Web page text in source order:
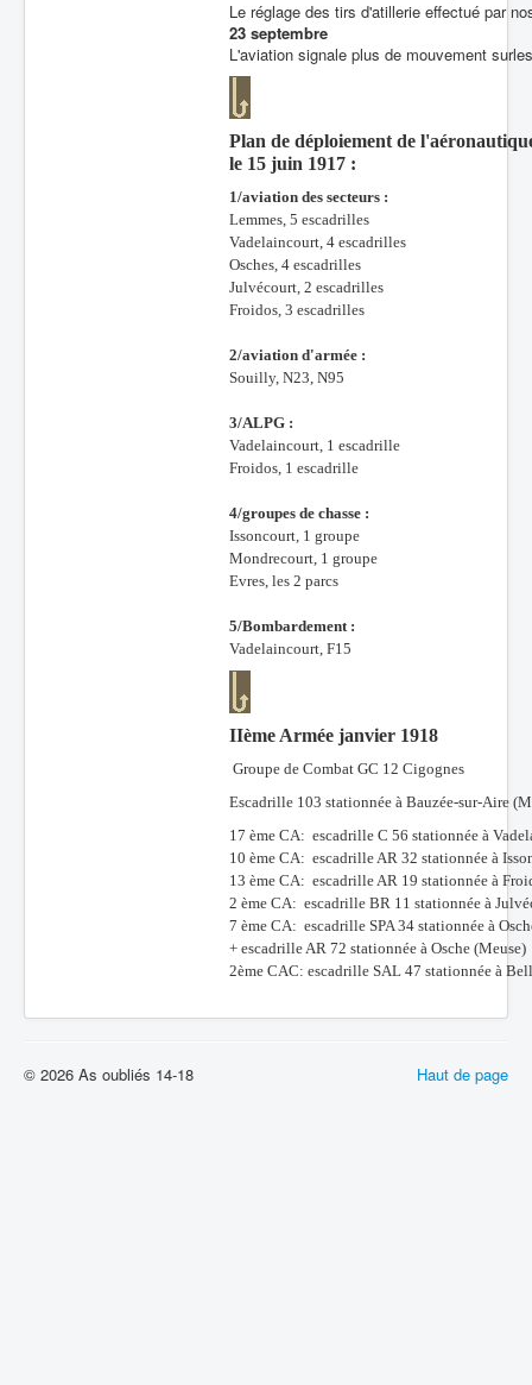
Le réglage des tirs d'atillerie effectué par
23 septembre
L'aviation signale plus de mouvement
Plan de déploiement de
le 15 juin 1917 :
1/aviation des secteurs :
Lemmes, 5 escadrilles
Vadelaincourt, 4 escadrilles
Osches, 4 escadrilles
Julvécourt, 2 escadrilles
Froidos, 3 escadrilles
2/aviation d'armée :
Souilly, N23, N95
3/ALPG :
Vadelaincourt, 1 escadrille
Froidos, 1 escadrille
4/groupes de chasse :
Issoncourt, 1 groupe
Mondrecourt, 1 groupe
Evres, les 2 parcs
5/Bombardement :
Vadelaincourt, F15
IIème Armée janvier 1918
Groupe de Combat GC 12 Cigognes
Escadrille 103 stationnée à Bauzée-sur-Aire
17 ème CA: escadrille C 56 stationnée à
10 ème CA: escadrille AR 32 stationnée à
13 ème CA: escadrille AR 19 stationnée à
2 ème CA: escadrille BR 11 stationnée à
7 ème CA: escadrille SPA 34 stationnée à
+ escadrille AR 72 stationnée à Osche (Meuse)
2ème CAC: escadrille SAL 47 stationnée à
Haut de page
© 2026 As oubliés 14-18